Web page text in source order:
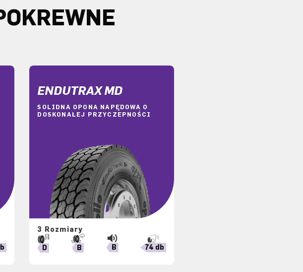
ENDUTRAX MD
SOLIDNA OPONA NAPĘDOWA O
DOSKONAŁEJ PRZYCZEPNOŚCI
3 Rozmiary
D B B 74 db